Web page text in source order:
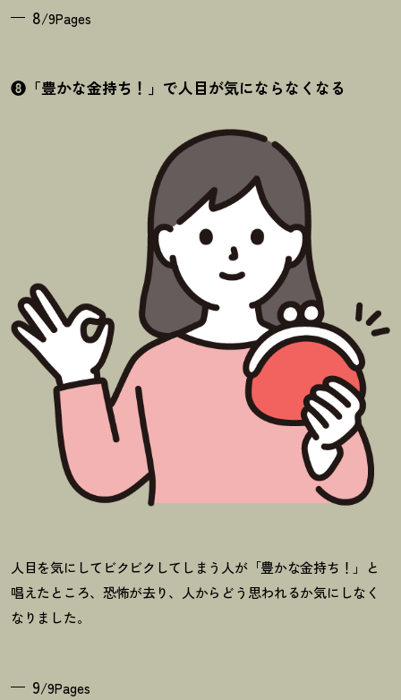
8/9Pages
❽「豊かな金持ち ！ 」で人目が気にならなくなる
人目を気にしてビクビクしてしまう人が「豊かな金持ち ！ 」と
唱えたところ、恐怖が去り、人からどう思われるか気にしなく
なりました。
9/9Pages